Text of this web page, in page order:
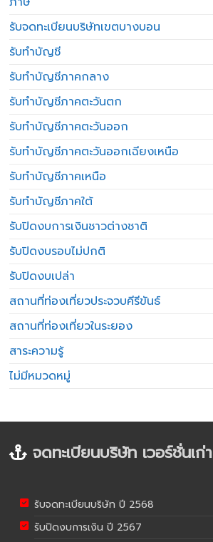
รับจดทะเบียนบริษัทเขตบางบอน
รับทำบัญชี
รับทำบัญชีภาคกลาง
รับทำบัญชีภาคตะวันตก
รับทำบัญชีภาคตะวันออก
รับทำบัญชีภาคตะวันออกเฉียงเหนือ
รับทำบัญชีภาคเหนือ
รับทำบัญชีภาคใต้
รับปิดงบการเงินชาวต่างชาติ
รับปิดงบรอบไม่ปกติ
รับปิดงบเปล่า
สถานที่ท่องเที่ยวประจวบคีรีขันธ์
สถานที่ท่องเที่ยวในระยอง
สาระความรู้
ไม่มีหมวดหมู่
จดทะเบียนบริษัท เวอร์ชั่นเก่า
รับจดทะเบียนบริษัท ปี 2568
รับปิดงบการเงิน ปี 2567